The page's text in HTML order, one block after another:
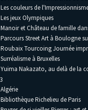
Les couleurs de
Les jeux Olympiques
Manoir et Château de famille
Parcours Street Art à Boulogne
Roubaix Tourcoing Journée
Surréalisme à Bruxelles
Yuima Nakazato, au delà de la
Algérie
Bibliothèque Richelieu de Paris